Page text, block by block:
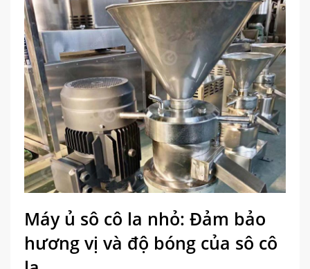
Máy ủ sô cô la nhỏ: Đảm bảo
hương vị và độ bóng của sô cô